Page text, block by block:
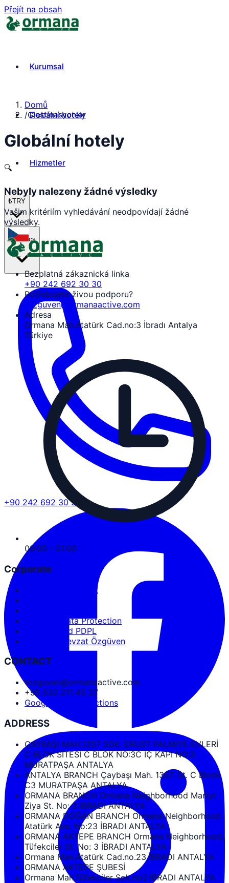
Přejít na obsah
Kurumsal
Destinasyonlar
Hizmetler
₺TRY
cs
+90 242 692 30 30
Domů
/Globální hotely
Globální hotely
🔍
Nebyly nalezeny žádné výsledky
Vašim kritériím vyhledávání neodpovídají žádné
výsledky.
Bezplatná zákaznická linka
+90 242 692 30 30
Potřebujete živou podporu?
tozguven@ormanaactive.com
Adresa
Ormana Mah.Atatürk Cad.no:3 İbradı Antalya
Türkiye
09:00 - 21:00
Corporate
Service Agreement
Personal Data Protection
Cookies and PDPL
Abdullah Nevzat Özgüven
CONTACT
tozguven@ormanaactive.com
+90 532 211 45 27
Google Maps Directions
ADDRESS
ÇAYBAŞI MAH.1357 SOK. ERUST PALMIYE EVLERİ
C BLOK SİTESİ C BLOK NO:3C İÇ KAPI NO:3
MURATPAŞA ANTALYA
ANTALYA BRANCH Çaybaşı Mah. 1357. St. C Block
C3 MURATPAŞA ANTALYA
ORMANA BRANCH Ormana Neighborhood Martyr
Ziya St. No: 3 IBRADI ANTALYA
ORMANA DOĞAN BRANCH Ormana Neighborhood
Atatürk Ave. No:23 İBRADI ANTALYA
ORMANA AKTEPE BRANCH Ormana Neighborhood,
Tüfekciler St. No: 3 İBRADI ANTALYA
Ormana Mah.Atatürk Cad.no.23 İBRADI ANTALYA
ORMANA AKTEPE ŞUBESİ
Ormana Mah.Tüfekciler Sok.no3 İBRADI ANTALYA